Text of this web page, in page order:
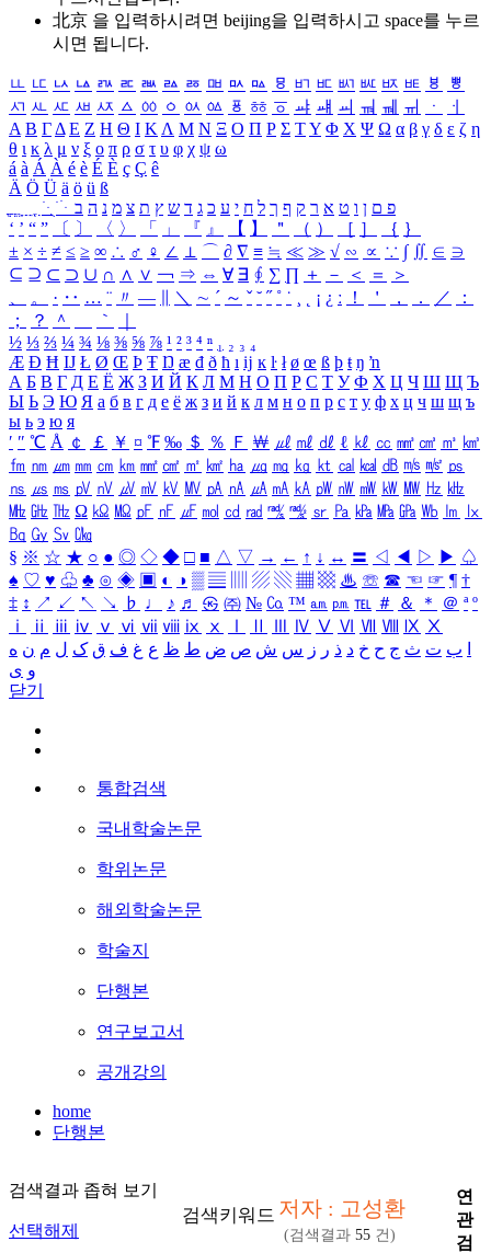
北京 을 입력하시려면 beijing을 입력하시고 space를 누르
시면 됩니다.
ㅥ ㅦ ㅧ ㅨ ㅩ ㅪ ㅫ ㅬ ㅭ ㅮ ㅯ ㅰ ㅱ ㅲ ㅳ ㅴ ㅵ ㅶ ㅷ ㅸ
ㅹ
ㅺ ㅻ ㅼ ㅽ ㅾ ㅿ ㆀ ㆁ ㆂ ㆃ ㆄ ㆅ ㆆ ㆇ ㆈ ㆉ ㆊ ㆋ ㆌ ㆍ
ㆎ
Α Β ΓΔ Ε Ζ Η Θ Ι ΚΛ Μ Ν Ξ Ο Π Ρ Σ ΤΥ Φ Χ Ψ Ω α β γ δ ε ζ η
θ ι κ λ μ ν ξ ο π ρ σ τ υ φ χ ψ ω
á à Á À é è É È ç Ç ê
Ä Ö Ü ä ö ü ß
ִֶֹ ֻּ ׁׂ פ ם ן ו ט א ר ק ף ך ל ח י ע כ ג ד ש ץ ת צ מ נ ה ב
‘ ’ “ ” 〔 〕 〈 〉 「 」 『 』 【 】 ＂ （ ） ［ ］ ｛ ｝
± × ÷ ≠ ≤ ≥ ∞ ∴ ♂ ♀ ∠ ⊥ ⌒ ∂ ∇ ≡ ≒ ≪ ≫ √ ∽ ∝ ∵ ∫ ∬ ∈ ∋
⊆ ⊇ ⊂ ⊃ ∪ ∩ ∧ ∨ ￢ ⇒ ⇔ ∀ ∃ ∮ ∑ ∏ ＋ － ＜ ＝
＞
、
。 · ‥ … ¨ 〃 ― ＼ ∼ ´ ～ ˇ ˘ ˝ ˚ ˙ ¸ ¡ ¿ ː ！ ＇ ， ． ／
：
；
？ ＾ ｀
½ ⅓ ⅔ ¼ ¾ ⅛ ⅜ ⅝ ⅞ ¹ ² ³ ⁴ ⁿ ₁ ₂ ₃ ₄
Æ Ð Ħ Ĳ Ł Ø Œ Þ Ŧ Ŋ æ đ ð ħ ı ĳ ĸ ŀ ł ø œ ß þ ŧ ŋ ŉ
А Б В Г Д Е Ё Ж З И Й К Л М Н О П Р С Т У Ф Х Ц Ч Ш Щ Ъ
Ы Ь Э Ю Я а б в г д е ё ж з и й к л м н о п р с т у ф х ц ч ш щ ъ
ы ь э ю я
′ ″ ℃ Å ￠ ￡ ￥ ¤ ℉ ‰ ＄ ％ Ｆ ￦ ㎕ ㎖ ㎗ ℓ ㎘ ㏄ ㎣ ㎤ ㎥ ㎦
㎙ ㎚ ㎛ ㎜ ㎝ ㎞ ㎟ ㎠ ㎡ ㎢ ㏊ ㎍ ㎎ ㎏ ㏏ ㎈ ㎉ ㏈ ㎧ ㎨ ㎰
㎱ ㎲ ㎳ ㎴ ㎵ ㎶ ㎷ ㎸ ㎹ ㎀ ㎁ ㎂ ㎃ ㎄ ㎺ ㎻ ㎽ ㎾ ㎿ ㎐ ㎑
㎒ ㎓ ㎔ Ω ㏀ ㏁ ㎊ ㎋ ㎌ ㏖ ㏅ ㎭ ㎮ ㎯ ㏛ ㎩ ㎪ ㎫ ㎬ ㏝ ㏐
㏓
㏃ ㏉ ㏜ ㏆
§ ※ ☆ ★ ○ ● ◎ ◇ ◆ □ ■ △ ▽ → ← ↑ ↓ ↔ 〓 ◁ ◀ ▷ ▶ ♤
♠ ♡ ♥ ♧ ♣ ⊙ ◈ ▣ ◐ ◑ ▒ ▤ ▨ ▧ ▦ ▩ ♨ ☏ ☎ ☜ ☞ ¶ †
‡ ↕ ↗ ↙ ↖ ↘ ♭ ♩ ♪ ♬ ㉿ ㈜ № ㏇ ™ ㏂ ㏘ ℡ ＃ ＆ ＊ ＠ ª º
ⅰ
ⅱ ⅲ ⅳ ⅴ ⅵ ⅶ ⅷ ⅸ ⅹ Ⅳ Ⅴ Ⅵ Ⅶ Ⅷ Ⅸ Ⅹ
ب ت ث ج ح خ د ذ ر ز س ش ص ض ط ظ ع غ ف ق ک ل م ن ه
و ی
닫기
통합검색
국내학술논문
학위논문
해외학술논문
학술지
단행본
연구보고서
공개강의
home
단행본
검색결과 좁혀 보기
선택해제
검색키워드 저자 : 고성환
(검색결과 55 건)
연
관
검